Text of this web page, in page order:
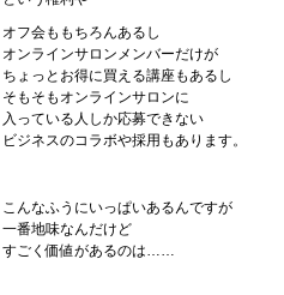
オフ会ももちろんあるし
オンラインサロンメンバーだけが
ちょっとお得に買える講座もあるし
そもそもオンラインサロンに
入っている人しか応募できない
ビジネスのコラボや採用もあります。
こんなふうにいっぱいあるんですが
一番地味なんだけど
すごく価値があるのは……